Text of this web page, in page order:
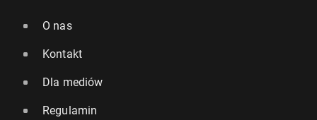
O nas
Kontakt
Dla mediów
Regulamin